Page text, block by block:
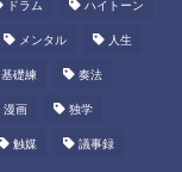
ドラム ハイトーン
メンタル 人生
基礎練 奏法
漫画 独学
触媒 議事録